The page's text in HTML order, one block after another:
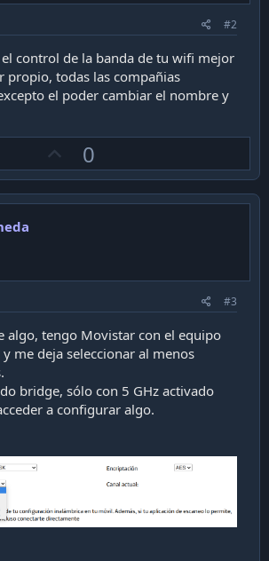
#2
control de la banda de tu wifi mejor
propio, todas las compañias
el poder cambiar el nombre y
p
v
0
#3
algo, tengo Movistar con el equipo
y me deja seleccionar al menos
bridge, sólo con 5 GHz activado
a configurar algo.